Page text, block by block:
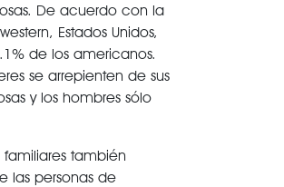
De acuerdo con la
Estados Unidos,
de los americanos.
se arrepienten de sus
y los hombres sólo
también
las personas de